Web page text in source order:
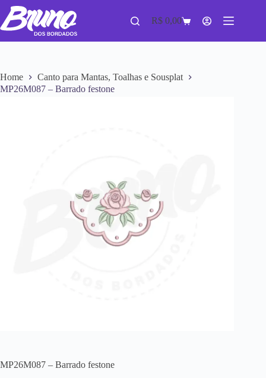
R$ 0,00
Home
Canto para Mantas, Toalhas e Sousplat
MP26M087 – Barrado festone
MP26M087 – Barrado festone